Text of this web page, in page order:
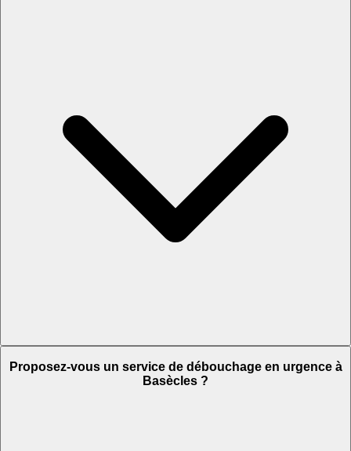
Proposez-vous un service de débouchage en urgence à
Basècles ?